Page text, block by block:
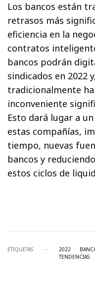
Los bancos están
retrasos más
eficiencia en la
contratos
bancos podrán
sindicados en 2022
tradicionalmente
inconveniente
Esto dará lugar a
estas compañías,
tiempo, nuevas
bancos y
estos ciclos de
ETIQUETAS 2022
TENDENCIAS